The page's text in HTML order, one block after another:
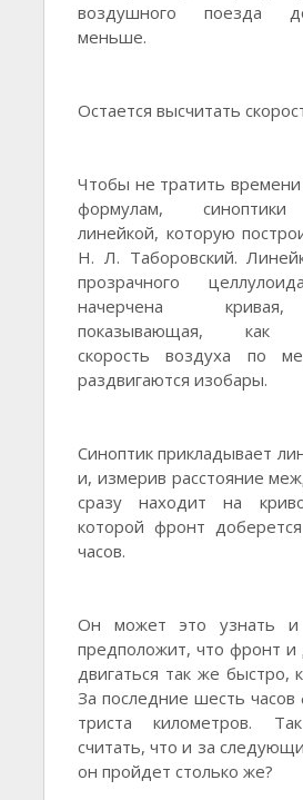
воздушного поезда
меньше.
Остается высчитать
Чтобы не тратить
формулам, синоптики
линейкой, которую
Н. Л. Таборовский.
прозрачного
начерчена
показывающая, как
скорость воздуха по
раздвигаются изобары.
Синоптик прикладывает
и, измерив расстояние
сразу находит на
которой фронт
часов.
Он может это узнать
предположит, что фронт
двигаться так же быстро,
За последние шесть
триста километров.
считать, что и за
он пройдет столько же?